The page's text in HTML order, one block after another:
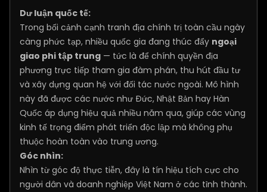
Dư luận quốc tế:
Trong bối cảnh cạnh tranh địa chính trị toàn cầu ngày
càng phức tạp, nhiều quốc gia đang thúc đẩy ngoại
giao phi tập trung — tức là để chính quyền địa
phương trực tiếp tham gia đàm phán, thu hút đầu tư
và xây dựng quan hệ với đối tác nước ngoài. Mô hình
này đã được các nước như Đức, Nhật Bản hay Hàn
Quốc áp dụng hiệu quả nhiều năm qua, giúp các vùng
kinh tế trọng điểm phát triển độc lập mà không phụ
thuộc hoàn toàn vào trung ương.
Góc nhìn:
Nhìn từ góc độ thực tiễn, đây là tín hiệu tích cực cho
người dân và doanh nghiệp Việt Nam ở các tỉnh thành.